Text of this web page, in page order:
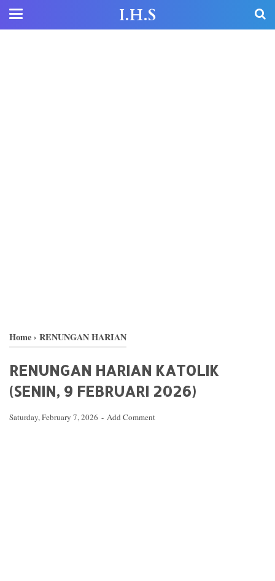
I.H.S
Home› RENUNGAN HARIAN
RENUNGAN HARIAN KATOLIK
(SENIN, 9 FEBRUARI 2026)
Saturday, February 7, 2026 Add Comment